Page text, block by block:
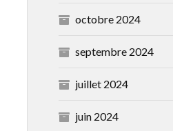
octobre 2024
septembre 2024
juillet 2024
juin 2024